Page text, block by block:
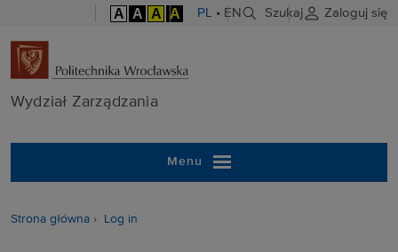
A A A A PL • EN Szukaj Zaloguj się
Wydział
Wydział Zarządzania
Menu
Strona główna Log in